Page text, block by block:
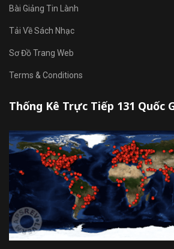
Bài Giảng Tin Lành
Tải Về Sách Nhạc
Sơ Đồ Trang Web
Terms & Conditions
Thống Kê Trực Tiếp 131 Quốc